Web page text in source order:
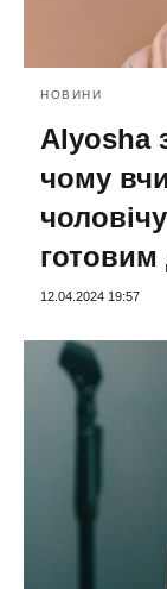
НОВИНИ
Alyosha
чому
готовим
12.04.2024 19:57